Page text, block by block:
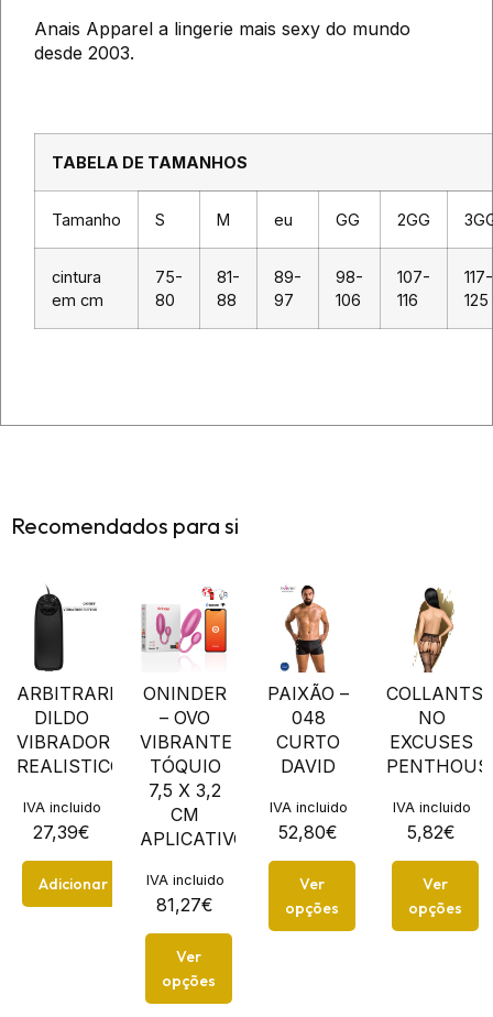
Anais Apparel a lingerie mais sexy do mundo
desde 2003.
TABELA DE TAMANHOS
Tamanho S M eu GG 2GG
cintura
em cm
75-
80
81-
88
89-
97
98-
106
107-
116
117-
125
Recomendados para si
ARBITRARINESS
DILDO
VIBRADOR
REALISTICO
27,39€
IVA incluido
Adicionar
ONINDER
– OVO
VIBRANTE
TÓQUIO
7,5 X 3,2
CM
APLICATIVO...
81,27€
IVA incluido
Ver
opções
PAIXÃO –
048
CURTO
DAVID
52,80€
IVA incluido
Ver
opções
COLLANTS
NO
EXCUSES
5,82€
IVA incluido
Ver
opções